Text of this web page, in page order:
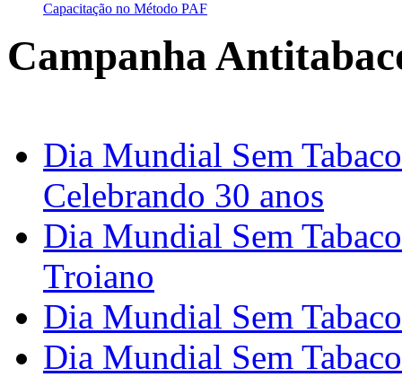
Capacitação no Método PAF
Campanha
Dia Mundial Sem
Celebrando 30 anos
Dia Mundial Sem
Troiano
Dia Mundial Sem
Dia Mundial Sem Tabaco